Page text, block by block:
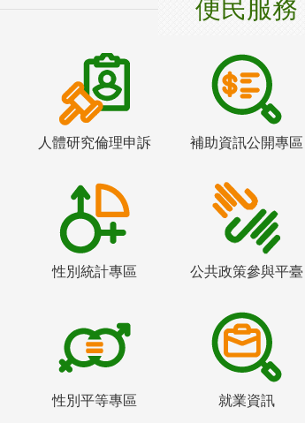
便民服務
人體研究倫理申訴 補助資訊公開專區
性別統計專區 公共政策參與平臺
性別平等專區 就業資訊